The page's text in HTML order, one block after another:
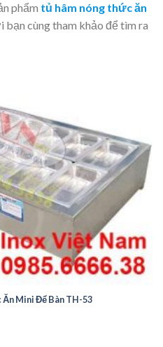
phẩm tủ hâm nóng thức ăn
cùng tham khảo để tìm ra
Mini Để Bàn TH-53